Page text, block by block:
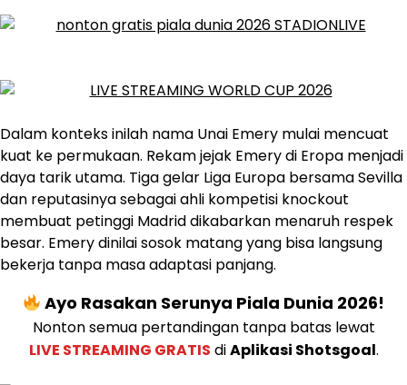
Dalam konteks inilah nama Unai Emery mulai mencuat
kuat ke permukaan. Rekam jejak Emery di Eropa menjadi
daya tarik utama. Tiga gelar Liga Europa bersama Sevilla
dan reputasinya sebagai ahli kompetisi knockout
membuat petinggi Madrid dikabarkan menaruh respek
besar. Emery dinilai sosok matang yang bisa langsung
bekerja tanpa masa adaptasi panjang.
Ayo Rasakan Serunya Piala Dunia 2026!
Nonton semua pertandingan tanpa batas lewat
LIVE STREAMING GRATIS diAplikasi Shotsgoal.